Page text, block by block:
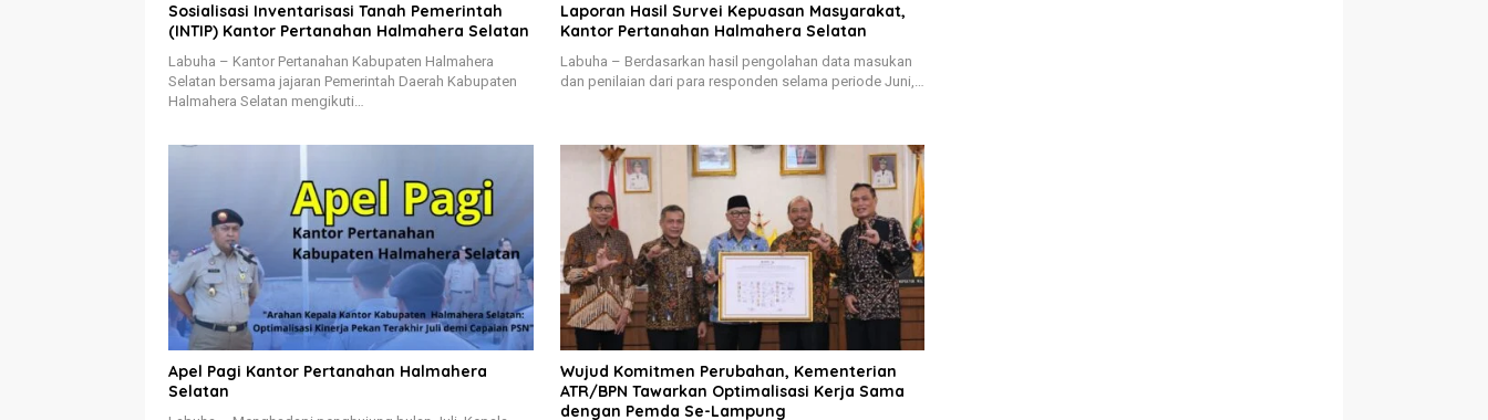
Sosialisasi Inventarisasi Tanah Pemerintah
(INTIP) Kantor Pertanahan Halmahera Selatan
Labuha – Kantor Pertanahan Kabupaten Halmahera
Selatan bersama jajaran Pemerintah Daerah Kabupaten
Halmahera Selatan mengikuti…
Laporan Hasil Survei Kepuasan Masyarakat,
Kantor Pertanahan Halmahera Selatan
Labuha – Berdasarkan hasil pengolahan data masukan
dan penilaian dari para responden selama periode Juni,…
Apel Pagi Kantor Pertanahan Halmahera
Selatan
Wujud Komitmen Perubahan, Kementerian
ATR/BPN Tawarkan Optimalisasi Kerja Sama
dengan Pemda Se-Lampung